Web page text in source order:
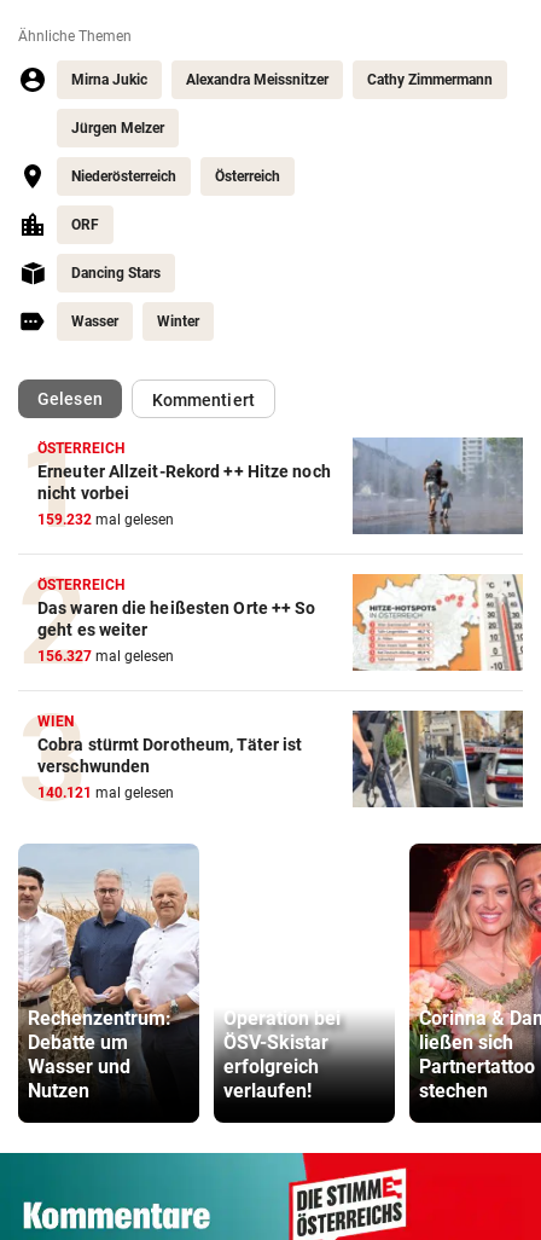
Ähnliche Themen
Mirna Jukic Alexandra Meissnitzer Cathy Zimmermann
Jürgen Melzer
Niederösterreich Österreich
ORF
Dancing Stars
Wasser Winter
Gelesen(ausgewählt)Kommentiert
ÖSTERREICH
Erneuter Allzeit-Rekord ++ Hitze noch
nicht vorbei
159.232 mal gelesen
ÖSTERREICH
Das waren die heißesten Orte ++ So
geht es weiter
156.327 mal gelesen
WIEN
Cobra stürmt Dorotheum, Täter ist
verschwunden
140.121 mal gelesen
Rechenzentrum:
Debatte um
Wasser und
Nutzen
Operation bei
ÖSV-Skistar
erfolgreich
verlaufen!
Corinna &
ließen sich
Partnertattoo
stechen